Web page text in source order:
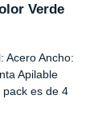
Verde
Acero Ancho:
Apilable
pack es de 4